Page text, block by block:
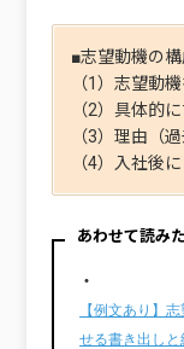
■志望動機の構
（1）志望動
（2）具体的
（3）理由（
（4）入社後
あわせて読み
・
【例文あり】
せる書き出しと